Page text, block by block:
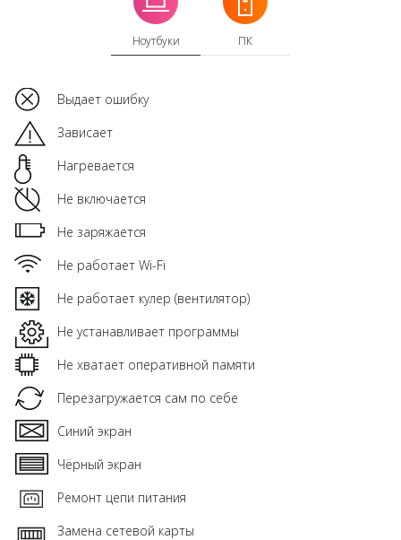
Ноутбуки ПК
Выдает ошибку
Зависает
Нагревается
Не включается
Не заряжается
Не работает Wi-Fi
Не работает кулер (вентилятор)
Не устанавливает программы
Не хватает оперативной памяти
Перезагружается сам по себе
Синий экран
Чёрный экран
Ремонт цепи питания
Замена сетевой карты